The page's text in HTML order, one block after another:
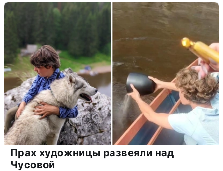
Прах художницы развеяли над
Чусовой